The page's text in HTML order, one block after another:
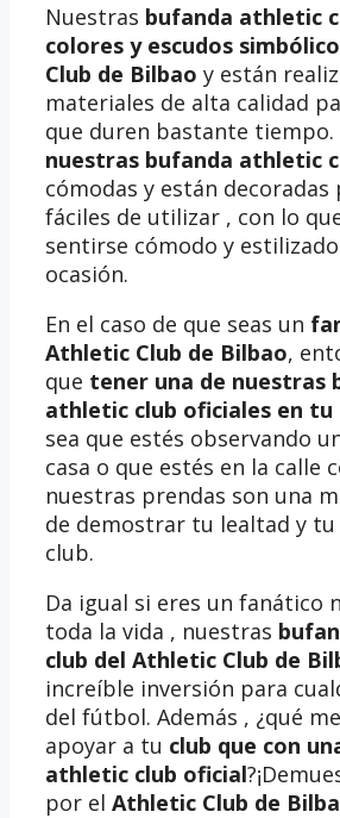
Nuestras bufanda athletic
colores y escudos
Club de Bilbao y están
materiales de alta calidad
que duren bastante tiempo.
nuestras bufanda athletic
cómodas y están decoradas
fáciles de utilizar , con lo
sentirse cómodo y
ocasión.
En el caso de que seas un
Athletic Club de Bilbao,
que tener una de nuestras
athletic club oficiales en tu
sea que estés observando
casa o que estés en la calle
nuestras prendas son una
de demostrar tu lealtad y
club.
Da igual si eres un fanático
toda la vida , nuestras
club del Athletic Club de
increíble inversión para
del fútbol. Además , ¿qué
apoyar a tu club que con
athletic club oficial
por el Athletic Club de